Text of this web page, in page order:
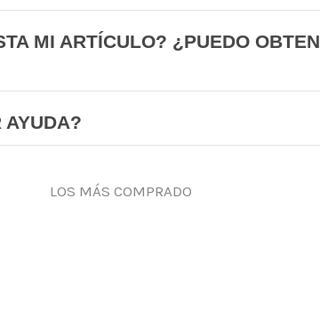
MI ARTÍCULO? ¿PUEDO
AYUDA?
LOS MÁS COMPRADO